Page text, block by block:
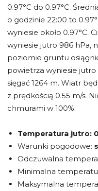
0.97°C do 0.97°C.
o godzinie 22:00 to
wyniesie około 0.97°C.
wyniesie jutro 986 hPa,
poziomie gruntu
powietrza wyniesie jutro
sięgać 1264 m. Wiatr
z prędkością 0.55 m/s.
chmurami w 100%.
Temperatura jutro:
Warunki pogodowe:
Odczuwalna
Minimalna
Maksymalna